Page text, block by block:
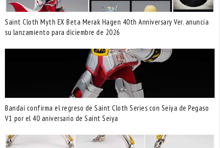
Saint Cloth Myth EX Beta Merak Hagen 40th Anniversary Ver. anuncia
su lanzamiento para diciembre de 2026
Bandai confirma el regreso de Saint Cloth Series con Seiya de Pegaso
V1 por el 40 aniversario de Saint Seiya